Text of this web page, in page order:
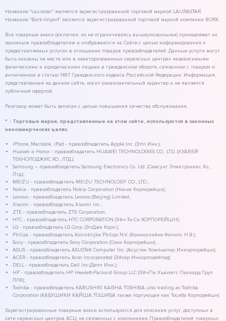
Название "Laurastar" является зарегистрированной торговой маркой LAURASTAR.
Название "Bork-Import" является зарегистрированной торговой маркой компании BORK.
Все товарные знаки (включая, но не ограничиваясь вышеуказанными) принадлежат их
законным правообладателям и отображаются на Сайте с целью информирования о
предоставляемых услугах в отношении товаров правообладателей. Данные услуги могут
быть оказаны на месте или в неавторизованных сервисных центрах независимыми
физическими и юридическими лицами в гражданском обороте, связанном с товаром и
включенном в статью 1487 Гражданского кодекса Российской Федерации. Информация,
представленная на данном сайте, носит ознакомительный характер и не является
публичной офертой.
Разговор может быть записан с целью повышения качества обслуживания.
* - Торговые марки, представленные на этом сайте, используются в законных
некоммерческих целях.
iPhone, Macbook, iPad - правообладатель Apple Inc. (Эпл Инк.);
Huawei и Honor - правообладатель HUAWEI TECHNOLOGIES CO., LTD. (ХУАВЕЙ
ТЕКНОЛОДЖИС КО., ЛТД.);
Samsung – правообладатель Samsung Electronics Co. Ltd. (Самсунг Электроникс Ко.,
Лтд.);
MEIZU - правообладатель MEIZU TECHNOLOGY CO., LTD.;
Nokia - правообладатель Nokia Corporation (Нокиа Корпорейшн);
Lenovo - правообладатель Lenovo (Beijing) Limited;
Xiaomi - правообладатель Xiaomi Inc.;
ZTE - правообладатель ZTE Corporation;
HTC - правообладатель HTC CORPORATION (Эйч-Ти-Си КОРПОРЕЙШН);
LG - правообладатель LG Corp. (ЭлДжи Корп.);
Philips - правообладатель Koninklijke Philips N.V. (Конинклийке Филипс Н.В.);
Sony - правообладатель Sony Corporation (Сони Корпорейшн);
ASUS - правообладатель ASUSTeK Computer Inc. (Асустек Компьютер Инкорпорейшн);
ACER - правообладатель Acer Incorporated (Эйсер Инкорпорейтед);
DELL - правообладатель Dell Inc.(Делл Инк.);
HP - правообладатель HP Hewlett-Packard Group LLC (ЭйчПи Хьюлетт Паккард Груп
ЛЛК);
Toshiba - правообладатель KABUSHIKI KAISHA TOSHIBA, also trading as Toshiba
Corporation (КАБУШИКИ КАЙША ТОШИБА также торгующая как Тосиба Корпорейшн).
Зарегистрированные товарные знаки используются для описания услуг, доступных в
сети сервисных центров АСЦ, не связанных с компаниями Правообладателей товарных